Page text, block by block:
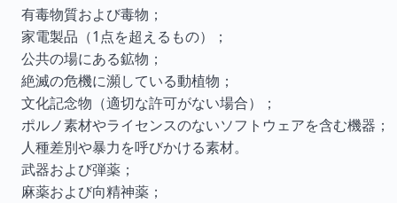
有毒物質および毒物；
家電製品（1点を超えるもの）；
公共の場にある鉱物；
絶滅の危機に瀕している動植物；
文化記念物（適切な許可がない場合）；
ポルノ素材やライセンスのないソフトウェアを含む機器；
人種差別や暴力を呼びかける素材。
武器および弾薬；
麻薬および向精神薬；